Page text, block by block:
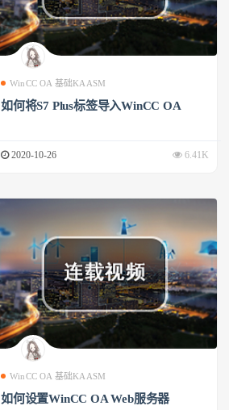
WinCC OA 基础KAASM
如何将S7 Plus标签导入WinCC OA
2020-10-26 6.41K
WinCC OA 基础KAASM
如何设置WinCC OA Web服务器